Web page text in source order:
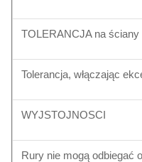
TOLERANCJA na ściany
Tolerancja, włączając
WYJSTOJNOSCI
Rury nie mogą odbiegać